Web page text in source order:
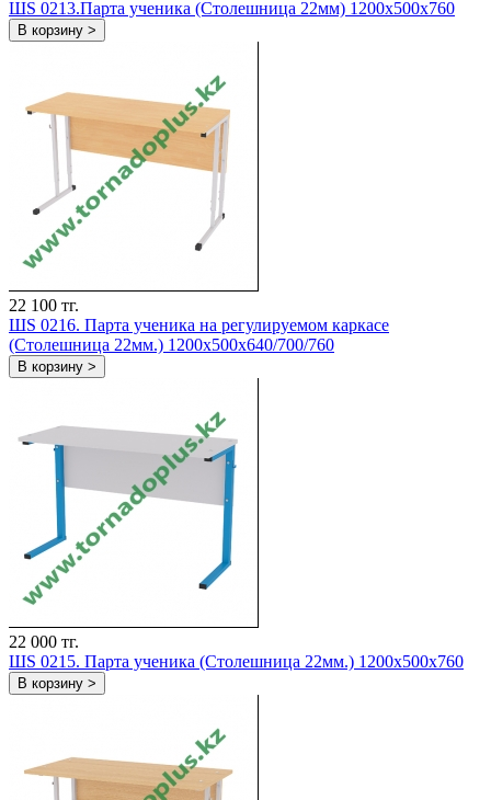
ШS 0213.Парта ученика (Столешница 22мм) 1200х500х760
В корзину >
22 100 тг.
ШS 0216. Парта ученика на регулируемом каркасе
(Столешница 22мм.) 1200х500х640/700/760
В корзину >
22 000 тг.
ШS 0215. Парта ученика (Столешница 22мм.) 1200х500х760
В корзину >